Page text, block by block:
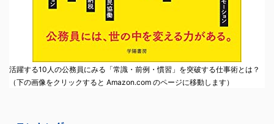
活躍する10人の公務員にみる「常識・前例・慣習」を突破する仕事術とは？
（下の画像をクリックすると Amazon.com のページに移動します）